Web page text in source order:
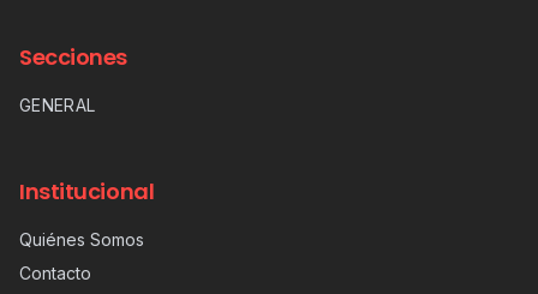
Secciones
GENERAL
Institucional
Quiénes Somos
Contacto